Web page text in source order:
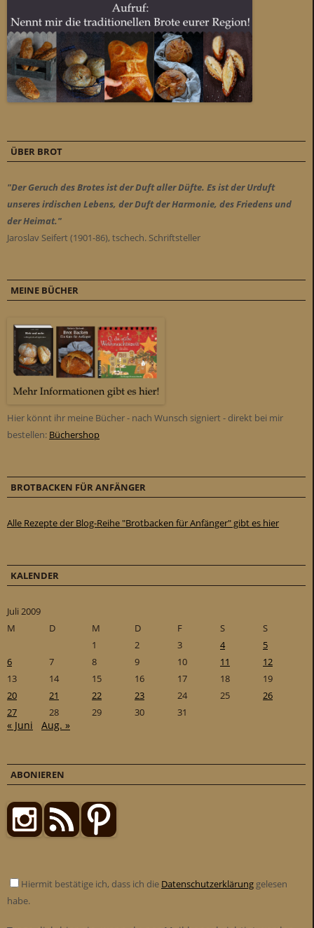
ÜBER BROT
"Der Geruch des Brotes ist der Duft aller Düfte. Es ist der Urduft
unseres irdischen Lebens, der Duft der Harmonie, des Friedens und
der Heimat."
Jaroslav Seifert (1901-86), tschech. Schriftsteller
MEINE BÜCHER
Hier könnt ihr meine Bücher - nach Wunsch signiert - direkt bei mir
bestellen: Büchershop
BROTBACKEN FÜR ANFÄNGER
Alle Rezepte der Blog-Reihe "Brotbacken für Anfänger" gibt es hier
KALENDER
Juli 2009
M
D M D F S
S
1
2 3 4
5
6
7 8 9 10 11
12
13
14 15 16 17 18
19
20
21 22 23 24 25
26
27
28 29 30 31
« Juni Aug. »
ABONIEREN
Hiermit bestätige ich, dass ich die Datenschutzerklärung gelesen
habe.